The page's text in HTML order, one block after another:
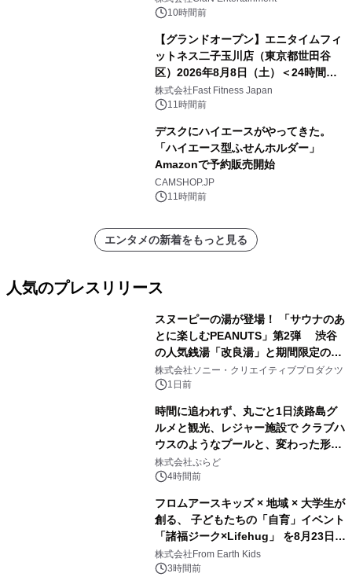
10時間前
【グランドオープン】エニタイムフィ
ットネス二子玉川店（東京都世田谷
区）2026年8月8日（土）＜24時間年
中無休のフィットネスジム＞
株式会社Fast Fitness Japan
11時間前
デスクにハイエースがやってきた。
「ハイエース型ふせんホルダー」
Amazonで予約販売開始
CAMSHOP.JP
11時間前
エンタメの新着をもっと見る
人気のプレスリリース
スヌーピーの湯が登場！ 「サウナのあ
とに楽しむPEANUTS」第2弾 渋谷
の人気銭湯「改良湯」と期間限定のコ
ラボレーション サウナイキタイコラ
ボグッズも発売決定！
株式会社ソニー・クリエイティブプロダクツ
1日前
時間に追われず、丸ごと1日淡路島グ
ルメと観光、レジャー施設で クラブハ
ウスのようなプールと、変わった形の
サウナも 「THE BOXY AWAJI」のお
得な素泊まり連泊プランで
株式会社ぷらど
4時間前
フロムアースキッズ × 地域 × 大学生が
創る、 子どもたちの「自育」イベント
「諸福ジーク×Lifehug」 を8月23日
(日)開催
株式会社From Earth Kids
3時間前